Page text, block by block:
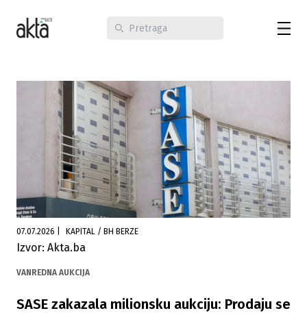
07.07.2026 KAPITAL / BH BERZE
Izvor: Akta.ba
VANREDNA AUKCIJA
SASE zakazala milionsku aukciju: Prodaju se